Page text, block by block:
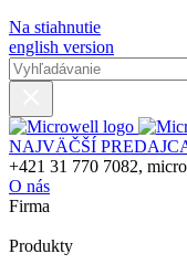
Na stiahnutie
english version
NAJVÄČŠÍ
+421 31 770 7082,
O nás
Firma
Produkty